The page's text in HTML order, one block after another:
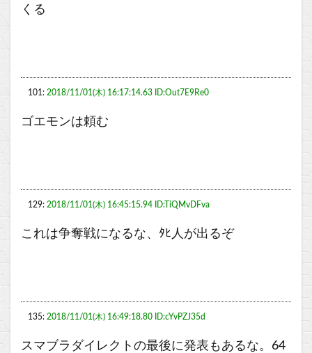
くる
101: 2018/11/01(木) 16:17:14.63 ID:Out7E9Re0
ゴエモンは頼む
129: 2018/11/01(木) 16:45:15.94 ID:TiQMvDFva
これは争奪戦になるな、ﾀﾋ人が出るぞ
135: 2018/11/01(木) 16:49:18.80 ID:cYvPZJ35d
スマブラダイレクトの最後に発表もあるな。64